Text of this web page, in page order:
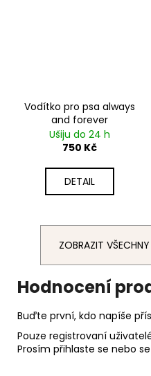
Vodítko pro psa always
and forever
Ušiju do 24 h
750 Kč
DETAIL
ZOBRAZIT
Hodnocení
Buďte první, kdo napíše
Pouze registrovaní
Prosím přihlaste se nebo se